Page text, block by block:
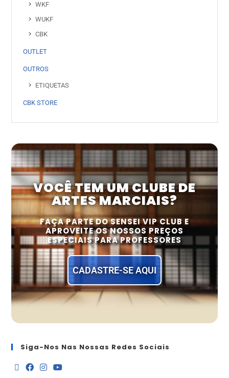
WKF
WUKF
CBK
OUTLET
OUTROS
ETIQUETAS
CBK STORE
VOCÊ TEM UM CLUBE DE
ARTES MARCIAIS?
FAÇA PARTE DO SENSEI VIP CLUB E
APROVEITE OS NOSSOS PREÇOS
ESPECIAIS PARA PROFESSORES
CADASTRE-SE AQUI
Siga-Nos Nas Nossas Redes Sociais